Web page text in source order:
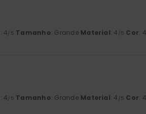
: 4/5 Tamanho: Grande Material: 4 /5 Cor: 4
: 4/5 Tamanho: Grande Material: 4 /5 Cor: 4